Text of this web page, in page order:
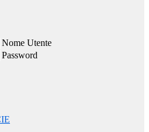
Nome Utente
Password